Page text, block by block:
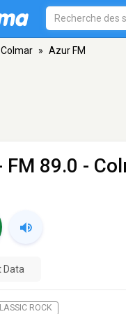
Colmar » Azur FM
FM 89.0 -
Data
ROCK